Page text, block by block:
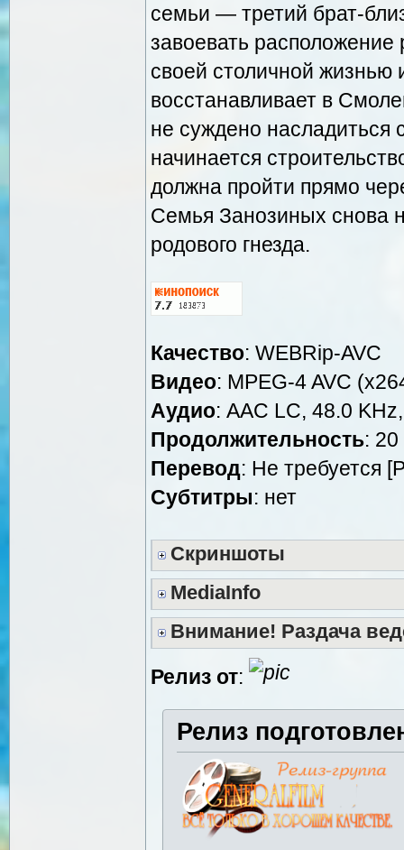
семьи — третий брат-
завоевать расположение
своей столичной жизнью
восстанавливает в
не суждено
начинается
должна пройти прямо
Семья Занозиных снова
родового гнезда.
Качество: WEBRip-AVC
Видео: MPEG-4 AVC
Аудио: AAC LC, 48.0
Продолжительность:
Перевод: Не требуется
Cубтитры: нет
Скриншоты
MediaInfo
Внимание! Раздача
Релиз от:
Релиз